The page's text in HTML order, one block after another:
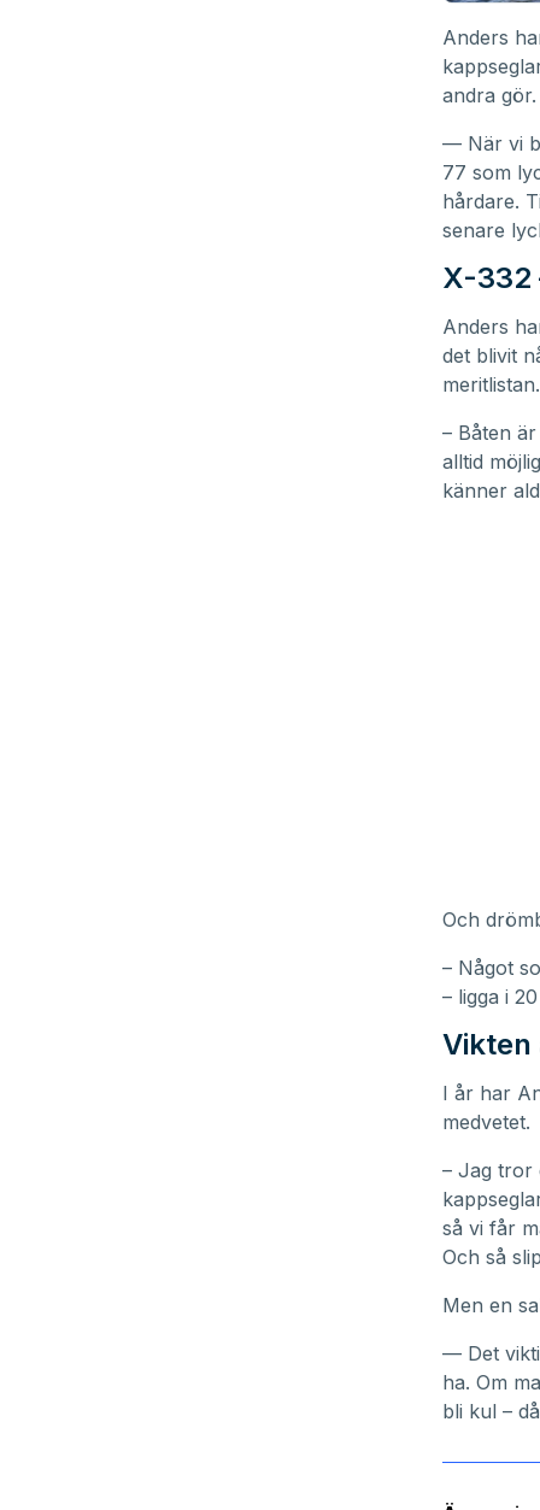
Anders
andra gör.
— När vi
77 som
hårdare.
senare
X-332
Anders
det blivit
meritlistan.
– Båten
alltid
känner
Och
– Något
– ligga i
Vikten
I år har
medvetet.
– Jag tror
så vi får
Och så
Men en
— Det
ha. Om
bli kul –